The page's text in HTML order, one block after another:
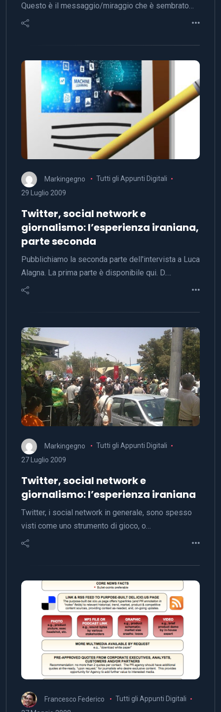
Questo è il messaggio/miraggio che è sembrato…
Markingegno
Tutti gli Appunti Digitali
29 Luglio 2009
Twitter, social network e
giornalismo: l’esperienza iraniana,
parte seconda
Pubblichiamo la seconda parte dell'intervista a Luca
Alagna. La prima parte è disponibile qui. D.…
Markingegno
Tutti gli Appunti Digitali
27 Luglio 2009
Twitter, social network e
giornalismo: l’esperienza iraniana
Twitter, i social network in generale, sono spesso
visti come uno strumento di gioco, o…
Francesco Federico
Tutti gli Appunti Digitali